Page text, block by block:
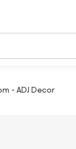
- ADJ Decor